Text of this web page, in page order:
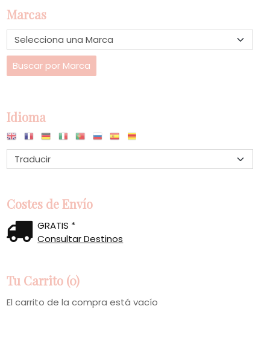
Marcas
Idioma
Costes de Envío
GRATIS *
Consultar Destinos
Tu Carrito (0)
El carrito de la compra está vacío